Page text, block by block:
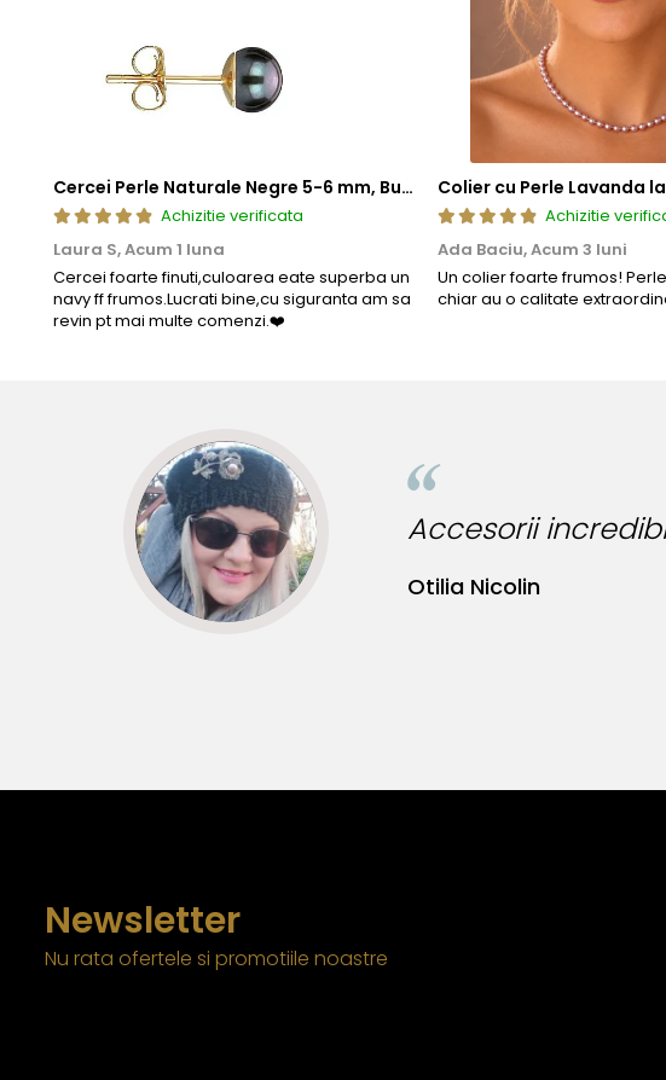
Cercei Perle Naturale Negre 5-6 mm, Buton AAA, Aur 14K (aur 585), Tip Șurub | KASKADDA®
Achizitie verificata
Laura S,Acum 1 luna
Cercei foarte finuti,culoarea eate superba un
navy ff frumos.Lucrati bine,cu siguranta am sa
revin pt mai multe comenzi.❤️
Achizitie
Ada Baciu,Acum 3 luni
Un colier foarte frumos!
chiar au o calitate
Newsletter
Nu rata ofertele si promotiile noastre